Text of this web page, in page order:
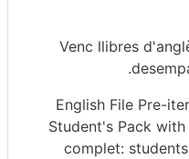
Venc llibres
-English File
Student's Pack
complet: